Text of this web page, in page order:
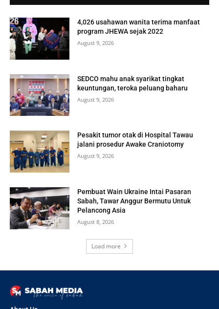
4,026 usahawan wanita terima manfaat
program JHEWA sejak 2022
August 9, 2026
SEDCO mahu anak syarikat tingkat
keuntungan, teroka peluang baharu
August 9, 2026
Pesakit tumor otak di Hospital Tawau
jalani prosedur Awake Craniotomy
August 9, 2026
Pembuat Wain Ukraine Intai Pasaran
Sabah, Tawar Anggur Bermutu Untuk
Pelancong Asia
August 8, 2026
Load more